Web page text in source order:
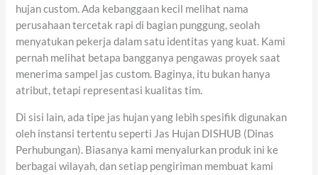
hujan custom. Ada kebanggaan kecil melihat nama
perusahaan tercetak rapi di bagian punggung, seolah
menyatukan pekerja dalam satu identitas yang kuat. Kami
pernah melihat betapa bangganya pengawas proyek saat
menerima sampel jas custom. Baginya, itu bukan hanya
atribut, tetapi representasi kualitas tim.
Di sisi lain, ada tipe jas hujan yang lebih spesifik digunakan
oleh instansi tertentu seperti Jas Hujan DISHUB (Dinas
Perhubungan). Biasanya kami menyalurkan produk ini ke
berbagai wilayah, dan setiap pengiriman membuat kami